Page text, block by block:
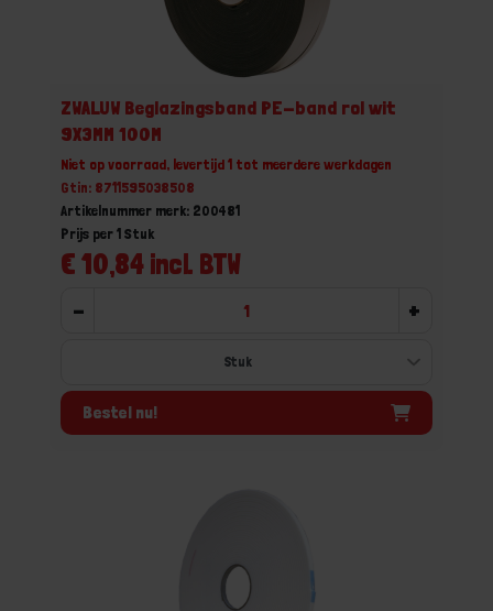
ZWALUW Beglazingsband PE-band rol wit
9X3MM 100M
Niet op voorraad, levertijd 1 tot meerdere werkdagen
Gtin: 8711595038508
Artikelnummer merk: 200481
€ 10,84 incl. BTW
Prijs per 1 Stuk
- +
Bestel nu!